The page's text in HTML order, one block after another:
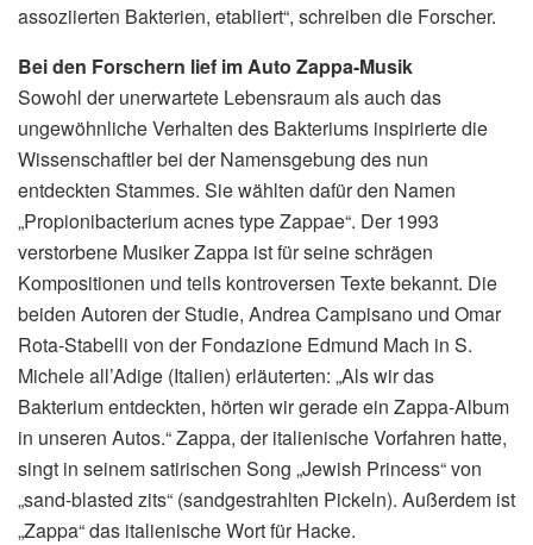
assoziierten Bakterien, etabliert“, schreiben die Forscher.
Bei den Forschern lief im Auto Zappa-Musik
Sowohl der unerwartete Lebensraum als auch das
ungewöhnliche Verhalten des Bakteriums inspirierte die
Wissenschaftler bei der Namensgebung des nun
entdeckten Stammes. Sie wählten dafür den Namen
„Propionibacterium acnes type Zappae“. Der 1993
verstorbene Musiker Zappa ist für seine schrägen
Kompositionen und teils kontroversen Texte bekannt. Die
beiden Autoren der Studie, Andrea Campisano und Omar
Rota-Stabelli von der Fondazione Edmund Mach in S.
Michele all’Adige (Italien) erläuterten: „Als wir das
Bakterium entdeckten, hörten wir gerade ein Zappa-Album
in unseren Autos.“ Zappa, der italienische Vorfahren hatte,
singt in seinem satirischen Song „Jewish Princess“ von
„sand-blasted zits“ (sandgestrahlten Pickeln). Außerdem ist
„Zappa“ das italienische Wort für Hacke.